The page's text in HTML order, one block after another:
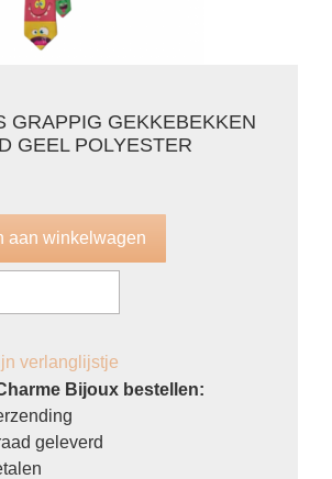
GRAPPIG GEKKEBEKKEN
GEEL POLYESTER
verlanglijstje
Bijoux bestellen:
geleverd